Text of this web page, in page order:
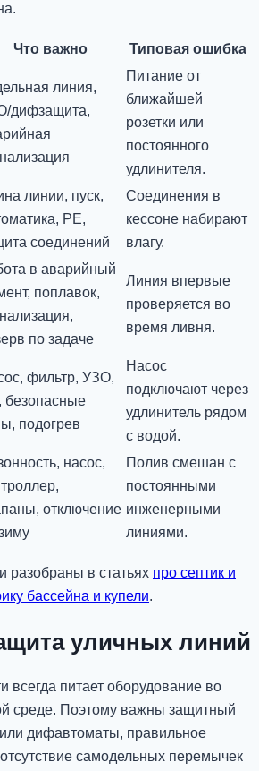
Что важно Типовая ошибка
линия,
дифзащита,
Питание от
ближайшей
розетки или
постоянного
удлинителя.
линии, пуск,
PE,
соединений
Соединения в
кессоне набирают
влагу.
в аварийный
поплавок,
по задаче
Линия впервые
проверяется во
время ливня.
фильтр, УЗО,
безопасные
подогрев
Насос
подключают через
удлинитель рядом
с водой.
насос,
отключение
Полив смешан с
постоянными
инженерными
линиями.
разобраны в статьях про септик и
бассейна и купели.
уличных линий
всегда питает оборудование во
среде. Поэтому важны защитный
дифавтоматы, правильное
самодельных перемычек